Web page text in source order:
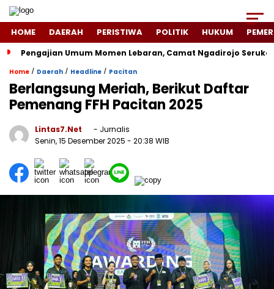
HOME DAERAH PERISTIWA POLITIK HUKUM
Pengajian Umum Momen Lebaran, Camat Ngadirojo
Home / Daerah / Headline / Pacitan
Berlangsung Meriah, Berikut Daftar
Pemenang FFH Pacitan 2025
Lintas7.net
- Jurnalis
Senin, 15 Desember 2025 - 20:38 WIB